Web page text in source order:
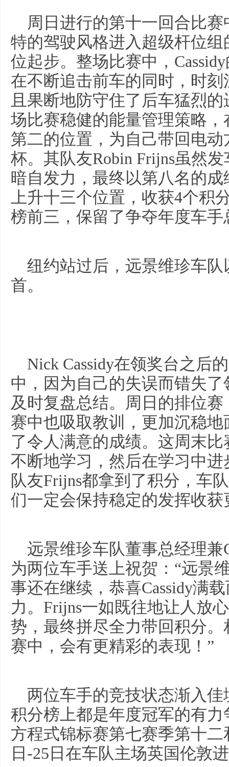
周日进行的第十一回合比赛
特的驾驶风格进入超级杆位
位起步。整场比赛中，
在不断追击前车的同时，时
且果断地防守住了后车猛烈
场比赛稳健的能量管理策略
第二的位置，为自己带回电
杯。其队友Robin Frijns虽然
暗自发力，最终以第八名的
上升十三个位置，收获4个积
榜前三，保留了争夺年度车
纽约站过后，远景维珍车
首。
Nick Cassidy在领奖台之后
中，因为自己的失误而错失
及时复盘总结。周日的排位
赛中也吸取教训，更加沉稳
了令人满意的成绩。这周末
不断地学习，然后在学习中
队友Frijns都拿到了积分，车
们一定会保持稳定的发挥收获
远景维珍车队董事总经理
为两位车手送上祝贺：“远景
事还在继续，恭喜Cassidy满
力。Frijns一如既往地让人放
势，最终拼尽全力带回积分
赛中，会有更精彩的表现！”
两位车手的竞技状态渐入
积分榜上都是年度冠军的有
方程式锦标赛第七赛季第十
日-25日在车队主场英国伦敦